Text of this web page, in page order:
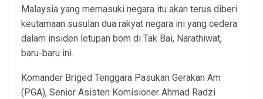
Malaysia yang memasuki negara itu akan terus diberi
keutamaan susulan dua rakyat negara ini yang cedera
dalam insiden letupan bom di Tak Bai, Narathiwat,
baru-baru ini.
Komander Briged Tenggara Pasukan Gerakan Am
(PGA), Senior Asisten Komisioner Ahmad Radzi